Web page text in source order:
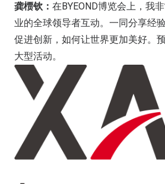
龚槚钦： 在BYEOND博览会上，我
业的全球领导者互动。一同分享经
促进创新，如何让世界更加美好。
大型活动。